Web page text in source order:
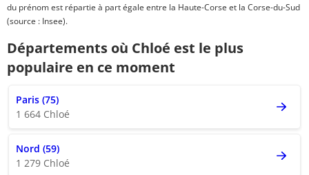
du prénom est répartie à part égale entre la Haute-Corse et la Corse-du-Sud
(source : Insee).
Départements où Chloé est le plus
populaire en ce moment
Paris (75)
1 664 Chloé
Nord (59)
1 279 Chloé